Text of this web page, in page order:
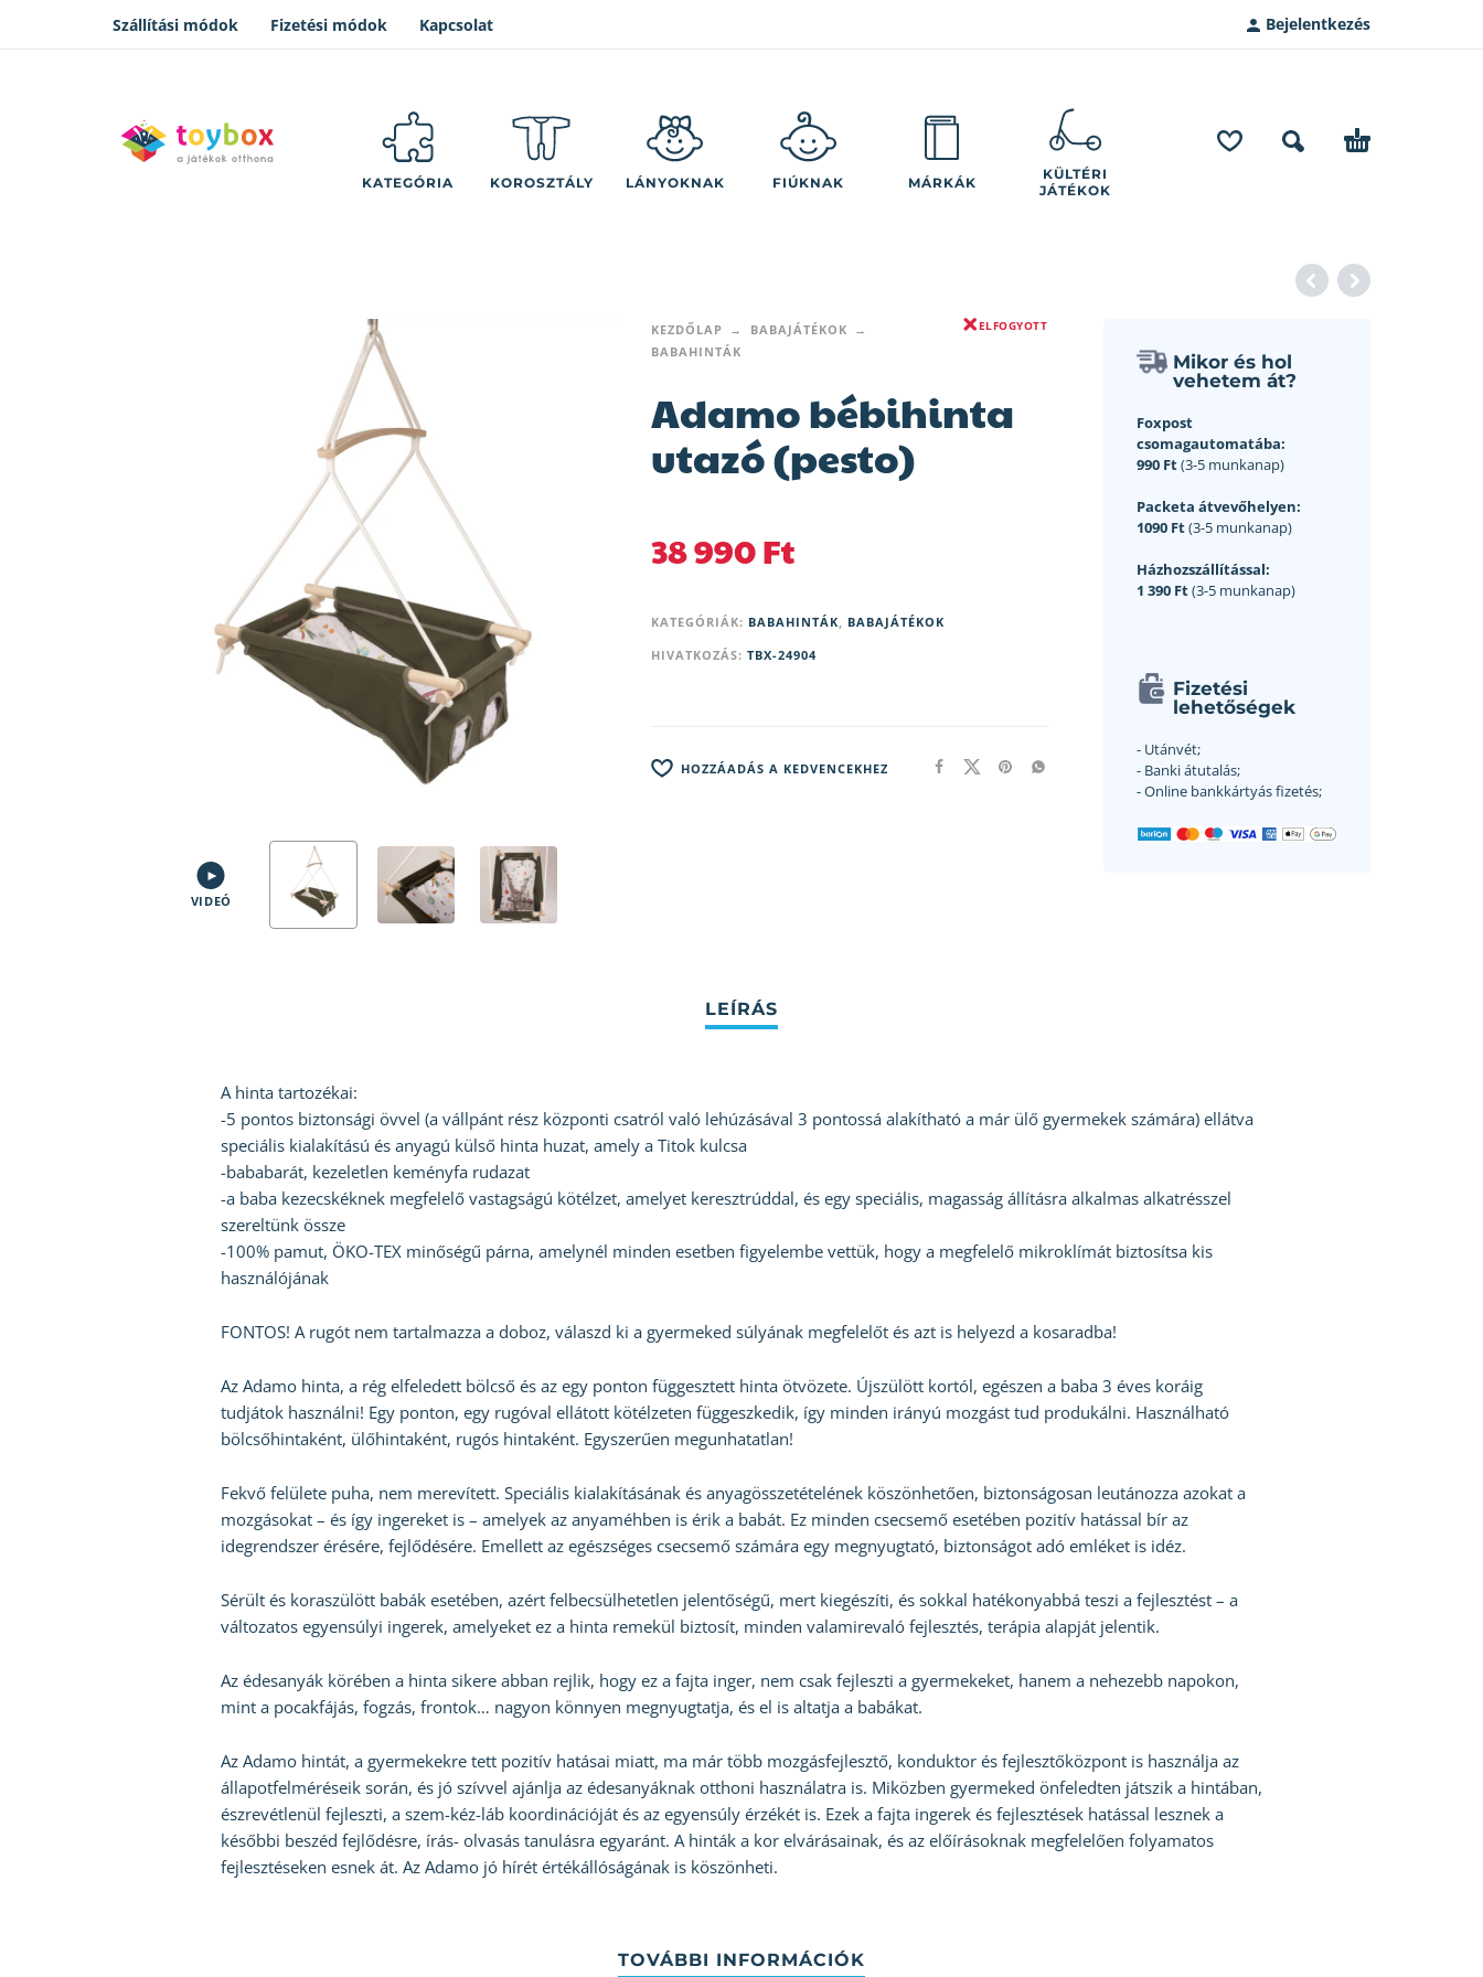
Szállítási módok Fizetési módok Kapcsolat Bejelentkezés
KATEGÓRIA KOROSZTÁLY LÁNYOKNAK FIÚKNAK MÁRKÁK
KÜLTÉRI
JÁTÉKOK
VIDEÓ
KEZDŐLAP
BABAJÁTÉKOK
BABAHINTÁK
ELFOGYOTT
Adamo bébihinta
utazó (pesto)
38 990Ft
KATEGÓRIÁK: BABAHINTÁK, BABAJÁTÉKOK
HIVATKOZÁS: TBX-24904
HOZZÁADÁS A KEDVENCEKHEZ
Mikor és hol
vehetem át?
Foxpost
csomagautomatába:
990 Ft(3-5 munkanap)
Packeta átvevőhelyen:
1090 Ft(3-5 munkanap)
Házhozszállítással:
1 390 Ft(3-5 munkanap)
Fizetési
lehetőségek
- Utánvét;
- Banki átutalás;
- Online bankkártyás fizetés;
A hinta tartozékai:
-5 pontos biztonsági övvel (a vállpánt rész központi csatról való lehúzásával 3 pontossá alakítható a már ülő gyermekek számára) ellátva
speciális kialakítású és anyagú külső hinta huzat, amely a Titok kulcsa
-bababarát, kezeletlen keményfa rudazat
-a baba kezecskéknek megfelelő vastagságú kötélzet, amelyet keresztrúddal, és egy speciális, magasság állításra alkalmas alkatrésszel
szereltünk össze
-100% pamut, ÖKO-TEX minőségű párna, amelynél minden esetben figyelembe vettük, hogy a megfelelő mikroklímát biztosítsa kis
használójának
FONTOS! A rugót nem tartalmazza a doboz, válaszd ki a gyermeked súlyának megfelelőt és azt is helyezd a kosaradba!
Az Adamo hinta, a rég elfeledett bölcső és az egy ponton függesztett hinta ötvözete. Újszülött kortól, egészen a baba 3 éves koráig
tudjátok használni! Egy ponton, egy rugóval ellátott kötélzeten függeszkedik, így minden irányú mozgást tud produkálni. Használható
bölcsőhintaként, ülőhintaként, rugós hintaként. Egyszerűen megunhatatlan!
Fekvő felülete puha, nem merevített. Speciális kialakításának és anyagösszetételének köszönhetően, biztonságosan leutánozza azokat a
mozgásokat – és így ingereket is – amelyek az anyaméhben is érik a babát. Ez minden csecsemő esetében pozitív hatással bír az
idegrendszer érésére, fejlődésére. Emellett az egészséges csecsemő számára egy megnyugtató, biztonságot adó emléket is idéz.
Sérült és koraszülött babák esetében, azért felbecsülhetetlen jelentőségű, mert kiegészíti, és sokkal hatékonyabbá teszi a fejlesztést – a
változatos egyensúlyi ingerek, amelyeket ez a hinta remekül biztosít, minden valamirevaló fejlesztés, terápia alapját jelentik.
Az édesanyák körében a hinta sikere abban rejlik, hogy ez a fajta inger, nem csak fejleszti a gyermekeket, hanem a nehezebb napokon,
mint a pocakfájás, fogzás, frontok… nagyon könnyen megnyugtatja, és el is altatja a babákat.
Az Adamo hintát, a gyermekekre tett pozitív hatásai miatt, ma már több mozgásfejlesztő, konduktor és fejlesztőközpont is használja az
állapotfelméréseik során, és jó szívvel ajánlja az édesanyáknak otthoni használatra is. Miközben gyermeked önfeledten játszik a hintában,
észrevétlenül fejleszti, a szem-kéz-láb koordinációját és az egyensúly érzékét is. Ezek a fajta ingerek és fejlesztések hatással lesznek a
későbbi beszéd fejlődésre, írás- olvasás tanulásra egyaránt. A hinták a kor elvárásainak, és az előírásoknak megfelelően folyamatos
fejlesztéseken esnek át. Az Adamo jó hírét értékállóságának is köszönheti.